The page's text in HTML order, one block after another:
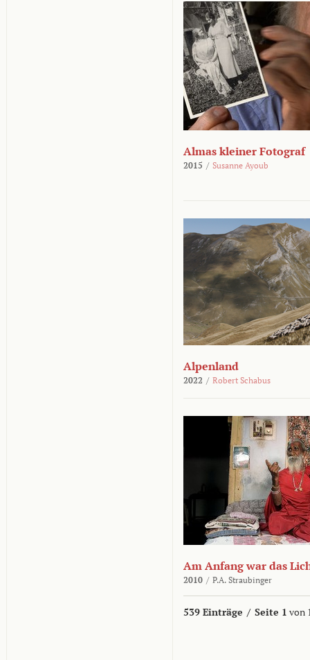
Almas kleiner Fotograf
2015 / Susanne Ayoub
Alpenland
2022 / Robert Schabus
Am Anfang war das
2010 / P.A. Straubinger
539 Einträge / Seite 1 von